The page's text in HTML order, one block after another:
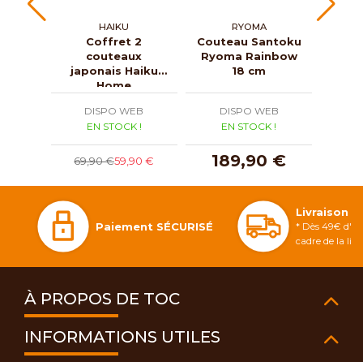
HAIKU
Coffret 2
couteaux
japonais Haiku
Home
DISPO WEB
EN STOCK !
69,90 €59,90 €
RYOMA
Couteau Santoku
Ryoma Rainbow
18 cm
DISPO WEB
EN STOCK !
189,90 €
Paiement SÉCURISÉ
Livraison
* Dès 49€
cadre de la
À PROPOS DE TOC
INFORMATIONS UTILES